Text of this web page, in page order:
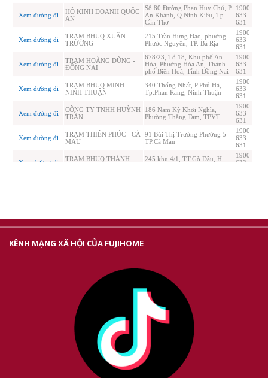
KÊNH MẠNG XÃ HỘI CỦA FUJIHOME